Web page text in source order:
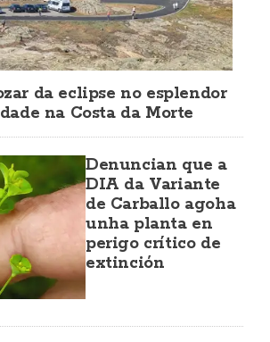
da eclipse no esplendor
na Costa da Morte
Denuncian que a
DIA da Variante
de Carballo agoha
unha planta en
perigo crítico de
extinción